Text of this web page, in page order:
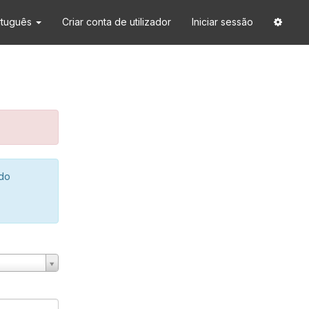
Criar conta de utilizador Iniciar sessão